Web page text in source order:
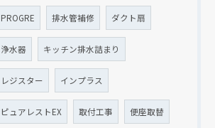
PROGRE 排水管補修 ダクト扇
浄水器 キッチン排水詰まり
レジスター インプラス
ピュアレストEX 取付工事 便座取替